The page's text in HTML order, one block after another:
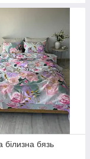
білизна бязь